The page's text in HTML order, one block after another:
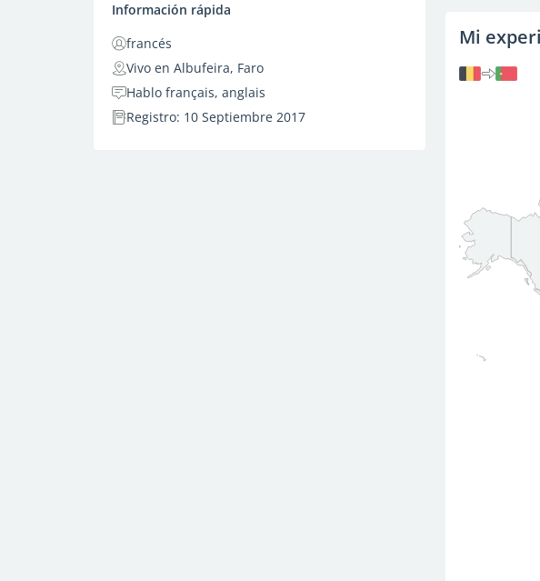
Información rápida
francés
Vivo en Albufeira, Faro
Hablo français, anglais
Registro: 10 Septiembre 2017
Mi